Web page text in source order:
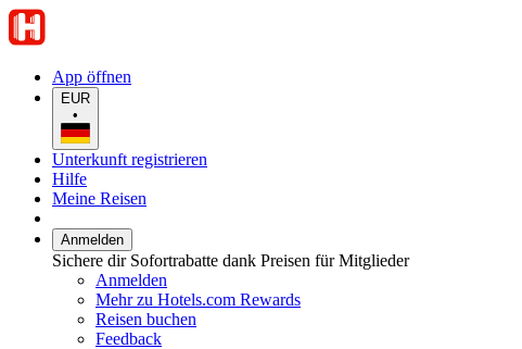
App öffnen
EUR
•
Unterkunft registrieren
Hilfe
Meine Reisen
Anmelden
Sichere dir Sofortrabatte dank Preisen für Mitglieder
Anmelden
Mehr zu Hotels.com Rewards
Reisen buchen
Feedback